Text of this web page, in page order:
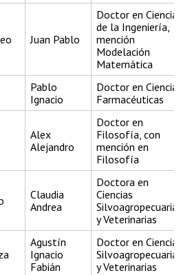
Juan Pablo
Doctor en
de la Ingeniería,
mención
Modelación
Matemática
Pablo
Ignacio
Doctor en
Farmacéuticas
Alex
Alejandro
Doctor en
Filosofía, con
mención en
Filosofía
Claudia
Andrea
Doctora en
Ciencias
y Veterinarias
Agustín
Ignacio
Fabián
Doctor en
y Veterinarias